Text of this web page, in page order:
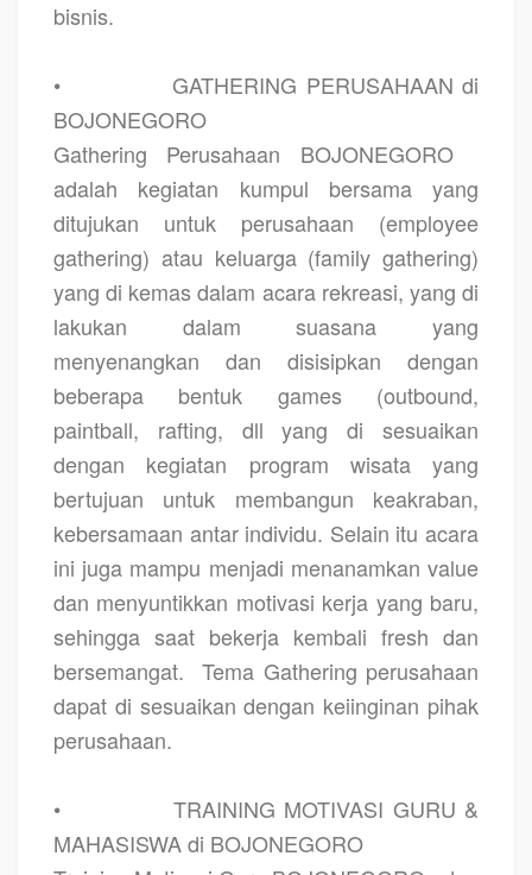
bisnis.
•
GATHERING PERUSAHAAN di
BOJONEGORO
Gathering Perusahaan BOJONEGORO
adalah kegiatan kumpul bersama yang
ditujukan untuk perusahaan (employee
gathering) atau keluarga (family gathering)
yang di kemas dalam acara rekreasi, yang di
lakukan dalam suasana yang
menyenangkan dan disisipkan dengan
beberapa bentuk games (outbound,
paintball, rafting, dll yang di sesuaikan
dengan kegiatan program wisata yang
bertujuan untuk membangun keakraban,
kebersamaan antar individu. Selain itu acara
ini juga mampu menjadi menanamkan value
dan menyuntikkan motivasi kerja yang baru,
sehingga saat bekerja kembali fresh dan
bersemangat.
Tema Gathering perusahaan
dapat di sesuaikan dengan keiinginan pihak
perusahaan.
•
TRAINING MOTIVASI GURU &
MAHASISWA di BOJONEGORO